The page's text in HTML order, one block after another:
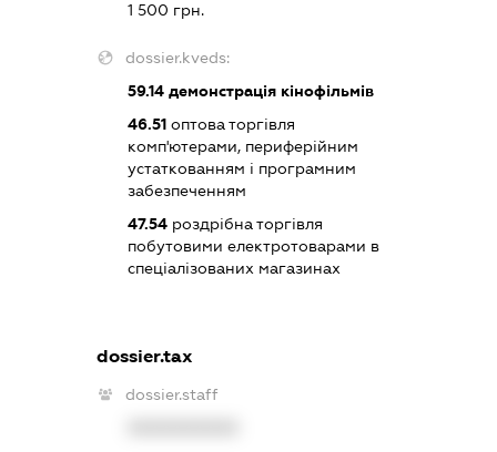
1 500 грн.
dossier.kveds:
59.14 демонстрація кінофільмів
46.51 оптова торгівля
комп'ютерами, периферійним
устаткованням і програмним
забезпеченням
47.54 роздрібна торгівля
побутовими електротоварами в
спеціалізованих магазинах
dossier.tax
dossier.staff